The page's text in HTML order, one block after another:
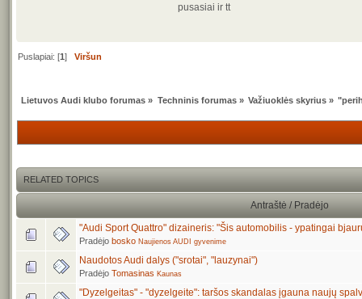
pusasiai ir tt
Puslapiai: [1]Viršun
Lietuvos Audi klubo forumas » Techninis forumas» Važiuoklės skyrius»
RELATED TOPICS
Antraštė / Pradėjo
"Audi Sport Quattro" dizaineris: "Šis automobilis - ypatingai
Pradėjo bosko Naujienos AUDI gyvenime
Naudotos Audi dalys ("srotai", "lauzynai")
Pradėjo Tomasinas Kaunas
"Dyzelgeitas" - "dyzelgeite": taršos skandalas įgauna naujų